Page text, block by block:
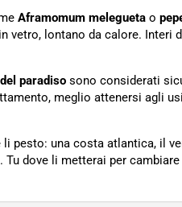
Aframomum melegueta o
vetro, lontano da calore. Interi
paradiso sono considerati
meglio attenersi agli
li pesto: una costa atlantica, il
Tu dove li metterai per